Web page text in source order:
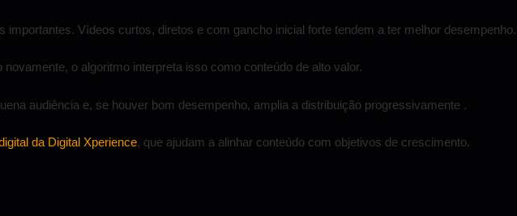
Vídeos curtos, diretos e com gancho inicial forte tendem a ter melhor desempenho.
o algoritmo interpreta isso como conteúdo de alto valor.
audiência e, se houver bom desempenho, amplia a distribuição progressivamente .
da Digital Xperience, que ajudam a alinhar conteúdo com objetivos de crescimento.